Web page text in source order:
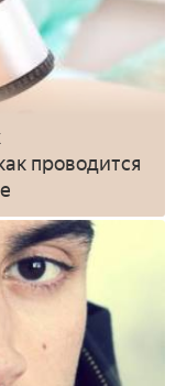
проводится